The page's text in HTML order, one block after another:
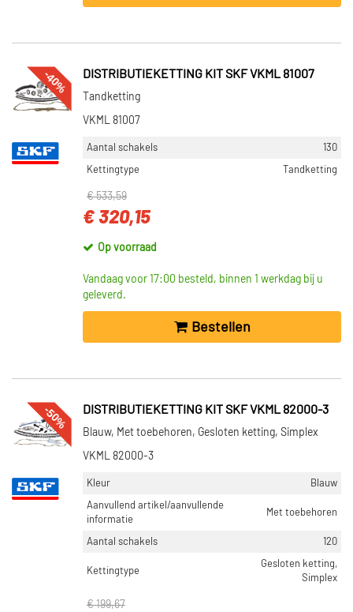
-40% DISTRIBUTIEKETTING KIT SKF VKML 81007
Tandketting
VKML 81007
Aantal schakels
130
Kettingtype
Tandketting
€ 533,59
€ 320,15
Op voorraad
Vandaag voor 17:00 besteld, binnen 1 werkdag bij u
geleverd.
Bestellen
-50% DISTRIBUTIEKETTING KIT SKF VKML 82000-3
Blauw, Met toebehoren, Gesloten ketting, Simplex
VKML 82000-3
Kleur
Blauw
Aanvullend artikel/aanvullende
informatie
Met toebehoren
Aantal schakels 120
Kettingtype
Gesloten ketting,
Simplex
€ 199,67